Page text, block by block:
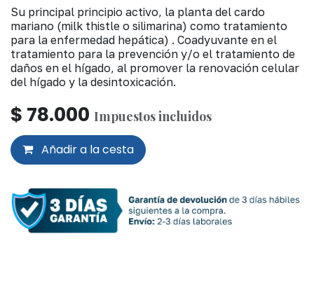
Su principal principio activo, la planta del cardo
mariano (milk thistle o silimarina) como tratamiento
para la enfermedad hepática) . Coadyuvante en el
tratamiento para la prevención y/o el tratamiento de
daños en el hígado, al promover la renovación celular
del hígado y la desintoxicación.
$ 78.000 Impuestos incluidos
Añadir a la cesta